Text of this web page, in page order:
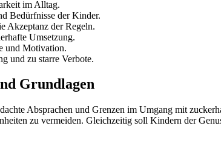
im Alltag.
Bedürfnisse der Kinder.
Akzeptanz der Regeln.
Umsetzung.
und Motivation.
und zu starre Verbote.
Grundlagen
Absprachen und Grenzen im Umgang mit
zu vermeiden. Gleichzeitig soll Kindern der